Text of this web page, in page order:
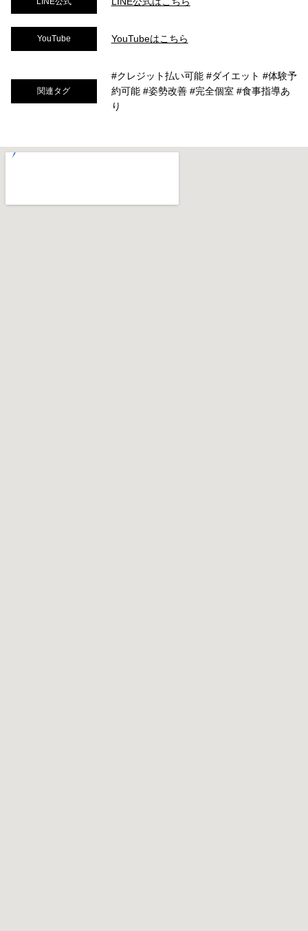
YouTube YouTubeはこちら
関連タグ
#クレジット払い可能 #ダイエット #体験予
約可能 #姿勢改善 #完全個室 #食事指導あ
り